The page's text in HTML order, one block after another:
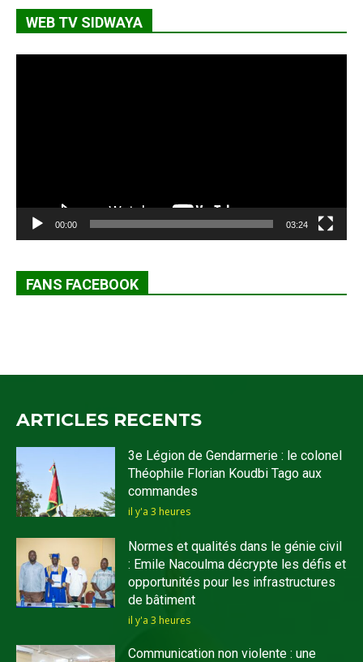
WEB TV SIDWAYA
00:00 03:24
FANS FACEBOOK
ARTICLES RECENTS
3e Légion de Gendarmerie : le colonel
Théophile Florian Koudbi Tago aux
commandes
il y'a 3 heures
Normes et qualités dans le génie civil
: Emile Nacoulma décrypte les défis et
opportunités pour les infrastructures
de bâtiment
il y'a 3 heures
Communication non violente : une